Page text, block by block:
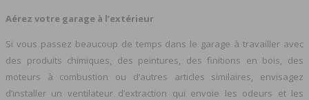
Aérez votre garage à l’extérieur
Si vous passez beaucoup de temps dans le garage à travailler avec
des produits chimiques, des peintures, des finitions en bois, des
moteurs à combustion ou d’autres articles similaires, envisagez
d’installer un ventilateur d’extraction qui envoie les odeurs et les